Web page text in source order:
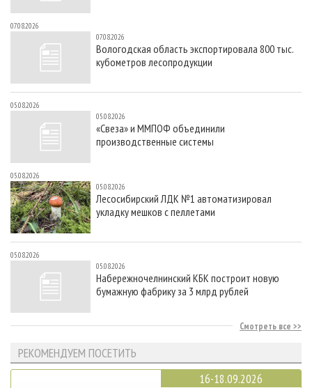
07.08.2026
07.08.2026
Вологодская область экспортировала 800 тыс.
кубометров лесопродукции
05.08.2026
05.08.2026
«Свеза» и ММПОФ объединили
производственные системы
05.08.2026
05.08.2026
Лесосибирский ЛДК №1 автоматизировал
укладку мешков с пеллетами
05.08.2026
05.08.2026
Набережночелнинский КБК построит новую
бумажную фабрику за 3 млрд рублей
Смотреть все
РЕКОМЕНДУЕМ ПОСЕТИТЬ
16-18.09.2026